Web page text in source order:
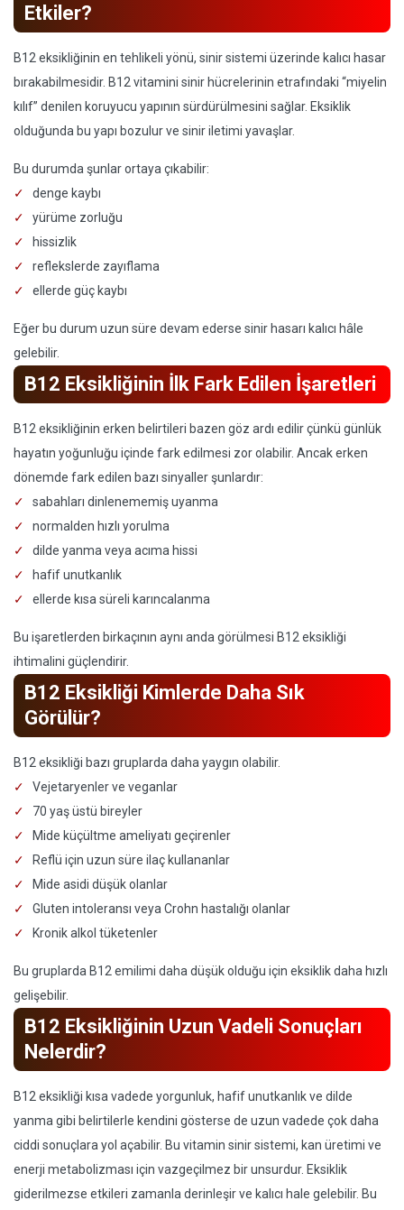
Etkiler?
B12 eksikliğinin en tehlikeli yönü, sinir sistemi üzerinde kalıcı hasar
bırakabilmesidir. B12 vitamini sinir hücrelerinin etrafındaki “miyelin
kılıf” denilen koruyucu yapının sürdürülmesini sağlar. Eksiklik
olduğunda bu yapı bozulur ve sinir iletimi yavaşlar.
Bu durumda şunlar ortaya çıkabilir:
denge kaybı
yürüme zorluğu
hissizlik
reflekslerde zayıflama
ellerde güç kaybı
Eğer bu durum uzun süre devam ederse sinir hasarı kalıcı hâle
gelebilir.
B12 Eksikliğinin İlk Fark Edilen İşaretleri
B12 eksikliğinin erken belirtileri bazen göz ardı edilir çünkü günlük
hayatın yoğunluğu içinde fark edilmesi zor olabilir. Ancak erken
dönemde fark edilen bazı sinyaller şunlardır:
sabahları dinlenememiş uyanma
normalden hızlı yorulma
dilde yanma veya acıma hissi
hafif unutkanlık
ellerde kısa süreli karıncalanma
Bu işaretlerden birkaçının aynı anda görülmesi B12 eksikliği
ihtimalini güçlendirir.
B12 Eksikliği Kimlerde Daha Sık
Görülür?
B12 eksikliği bazı gruplarda daha yaygın olabilir.
Vejetaryenler ve veganlar
70 yaş üstü bireyler
Mide küçültme ameliyatı geçirenler
Reflü için uzun süre ilaç kullananlar
Mide asidi düşük olanlar
Gluten intoleransı veya Crohn hastalığı olanlar
Kronik alkol tüketenler
Bu gruplarda B12 emilimi daha düşük olduğu için eksiklik daha hızlı
gelişebilir.
B12 Eksikliğinin Uzun Vadeli Sonuçları
Nelerdir?
B12 eksikliği kısa vadede yorgunluk, hafif unutkanlık ve dilde
yanma gibi belirtilerle kendini gösterse de uzun vadede çok daha
ciddi sonuçlara yol açabilir. Bu vitamin sinir sistemi, kan üretimi ve
enerji metabolizması için vazgeçilmez bir unsurdur. Eksiklik
giderilmezse etkileri zamanla derinleşir ve kalıcı hale gelebilir. Bu